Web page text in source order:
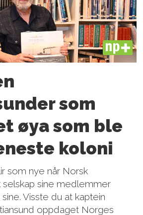
PLUS
som
øya som ble
koloni
som nye når Norsk
selskap sine medlemmer
Visste du at kaptein
oppdaget Norges